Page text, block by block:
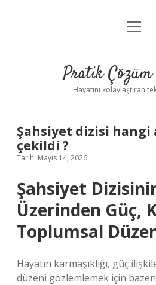
Anasayfa
Yasal
menüyü
Pratik Çözüm
Hayatını kolaylaştıran
Şahsiyet dizisi
çekildi ?
Tarih: Mayıs 14, 2026
Şahsiyet
Üzerinden Güç,
Toplumsal
Hayatın karmaşıklığı, güç
düzeni gözlemlemek için